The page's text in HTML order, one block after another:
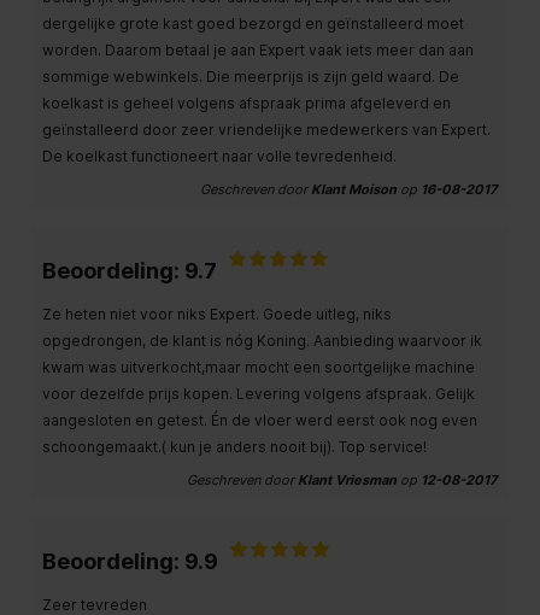
dergelijke grote kast goed bezorgd en geïnstalleerd moet
worden. Daarom betaal je aan Expert vaak iets meer dan aan
sommige webwinkels. Die meerprijs is zijn geld waard. De
koelkast is geheel volgens afspraak prima afgeleverd en
geïnstalleerd door zeer vriendelijke medewerkers van Expert.
De koelkast functioneert naar volle tevredenheid.
Geschreven door Klant Moison op 16-08-2017
Beoordeling: 9.7
Ze heten niet voor niks Expert. Goede uitleg, niks
opgedrongen, de klant is nóg Koning. Aanbieding waarvoor ik
kwam was uitverkocht,maar mocht een soortgelijke machine
voor dezelfde prijs kopen. Levering volgens afspraak. Gelijk
aangesloten en getest. Én de vloer werd eerst ook nog even
schoongemaakt.( kun je anders nooit bij). Top service!
Geschreven door Klant Vriesman op 12-08-2017
Beoordeling: 9.9
Zeer tevreden